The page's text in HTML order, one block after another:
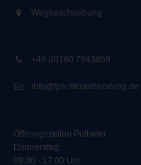
Wegbeschreibung
+49 (0)160 7943859
info@fps-steuerberatung.de
Öffnungszeiten Pulheim
Donnerstag:
09.00 - 17.00 Uhr